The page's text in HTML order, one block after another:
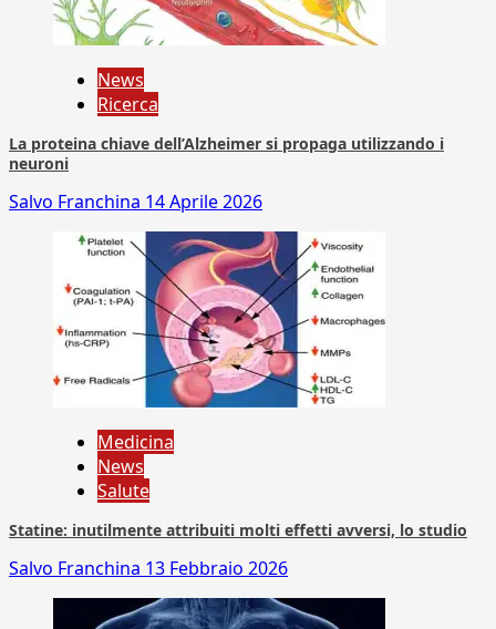
News
Ricerca
La proteina chiave dell’Alzheimer si propaga utilizzando i
neuroni
Salvo Franchina 14 Aprile 2026
Medicina
News
Salute
Statine: inutilmente attribuiti molti effetti avversi, lo studio
Salvo Franchina 13 Febbraio 2026